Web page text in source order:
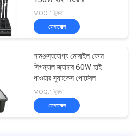
MOQ:1 টুকরা
যোগাযোগ
সামঞ্জস্যযোগ্য মোবাইল ফোন
সিগন্যাল জ্যামার 60W হাই
পাওয়ার স্যুটকেস পোর্টেবল
MOQ:1 টুকরা
যোগাযোগ